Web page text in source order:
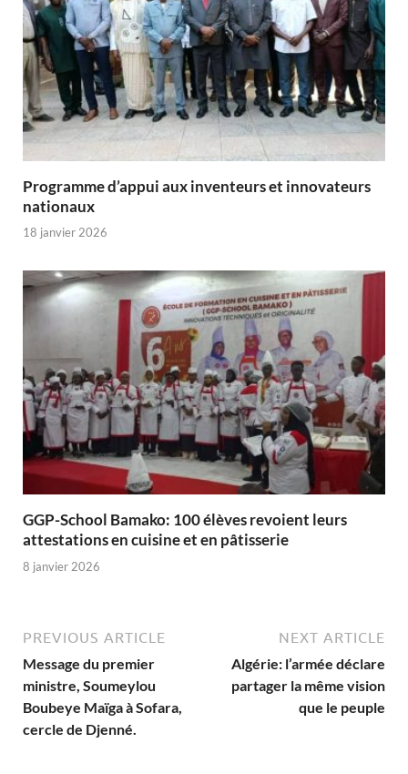
Programme d’appui aux inventeurs et innovateurs
nationaux
18 janvier 2026
GGP-School Bamako: 100 élèves revoient leurs
attestations en cuisine et en pâtisserie
8 janvier 2026
PREVIOUS ARTICLE
Message du premier
ministre, Soumeylou
Boubeye Maïga à Sofara,
cercle de Djenné.
NEXT ARTICLE
Algérie: l’armée déclare
partager la même vision
que le peuple